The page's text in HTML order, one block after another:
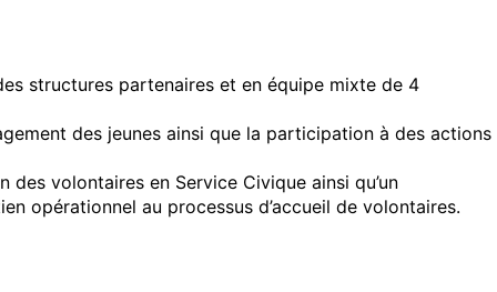
structures partenaires et en équipe mixte de 4
des jeunes ainsi que la participation à des actions
volontaires en Service Civique ainsi qu’un
opérationnel au processus d’accueil de volontaires.